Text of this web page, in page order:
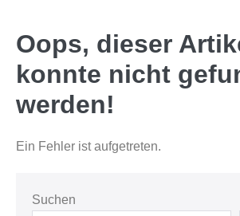
Oops, dieser
konnte nicht
werden!
Ein Fehler ist aufgetreten.
Suchen